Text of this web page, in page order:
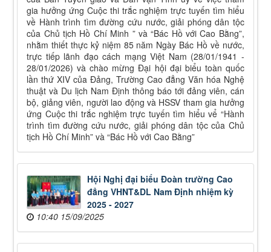
gia hưởng ứng Cuộc thi trắc nghiệm trực tuyến tìm hiểu
về Hành trình tìm đường cứu nước, giải phóng dân tộc
của Chủ tịch Hồ Chí Minh ” và “Bác Hồ với Cao Bằng”,
nhằm thiết thực kỷ niệm 85 năm Ngày Bác Hồ về nước,
trực tiếp lãnh đạo cách mạng Việt Nam (28/01/1941 -
28/01/2026) và chào mừng Đại hội đại biểu toàn quốc
lần thứ XIV của Đảng, Trường Cao đẳng Văn hóa Nghệ
thuật và Du lịch Nam Định thông báo tới đảng viên, cán
bộ, giảng viên, người lao động và HSSV tham gia hưởng
ứng Cuộc thi trắc nghiệm trực tuyến tìm hiểu vể “Hành
trình tìm đường cứu nước, giải phóng dân tộc của Chủ
tịch Hồ Chí Minh” và “Bác Hồ với Cao Bằng”
Hội Nghị đại biểu Đoàn trường Cao
đẳng VHNT&DL Nam Định nhiệm kỳ
2025 - 2027
10:40 15/09/2025